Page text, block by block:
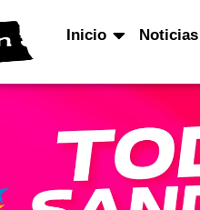
Inicio Noticias